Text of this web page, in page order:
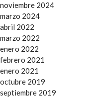
noviembre 2024
marzo 2024
abril 2022
marzo 2022
enero 2022
febrero 2021
enero 2021
octubre 2019
septiembre 2019